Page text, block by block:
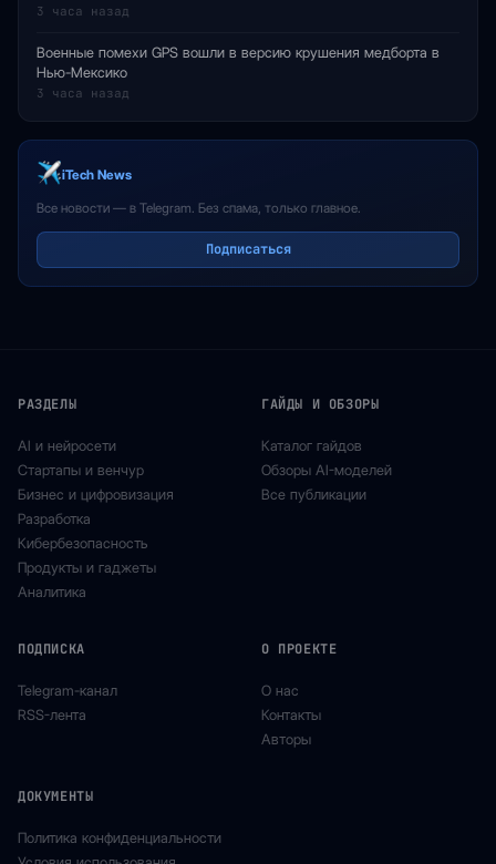
3 часа назад
Военные помехи GPS вошли в версию крушения медборта в
Нью-Мексико
3 часа назад
iTech News
Все новости — в Telegram. Без спама, только главное.
Подписаться
РАЗДЕЛЫ
AI и нейросети
Стартапы и венчур
Бизнес и цифровизация
Разработка
Кибербезопасность
Продукты и гаджеты
Аналитика
ГАЙДЫ И ОБЗОРЫ
Каталог гайдов
Обзоры AI-моделей
Все публикации
ПОДПИСКА
Telegram-канал
RSS-лента
О ПРОЕКТЕ
О нас
Контакты
Авторы
ДОКУМЕНТЫ
Политика конфиденциальности